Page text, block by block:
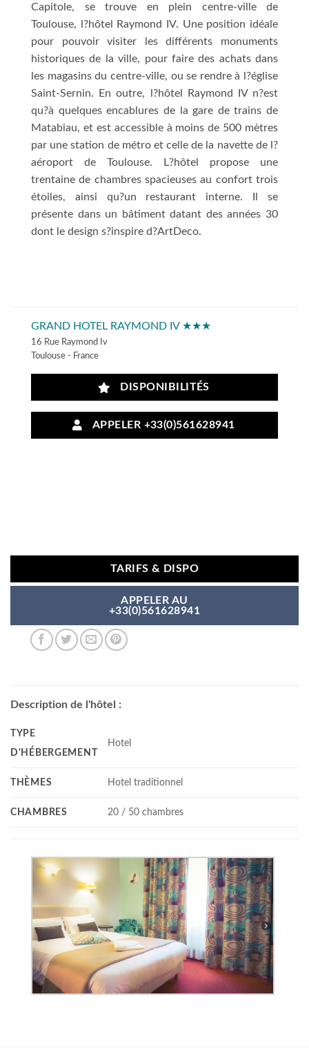
Capitole, se trouve en plein centre-ville de
Toulouse, l?hôtel Raymond IV. Une position idéale
pour pouvoir visiter les différents monuments
historiques de la ville, pour faire des achats dans
les magasins du centre-ville, ou se rendre à l?église
Saint-Sernin. En outre, l?hôtel Raymond IV n?est
qu?à quelques encablures de la gare de trains de
Matabiau, et est accessible à moins de 500 mètres
par une station de métro et celle de la navette de l?
aéroport de Toulouse. L?hôtel propose une
trentaine de chambres spacieuses au confort trois
étoiles, ainsi qu?un restaurant interne. Il se
présente dans un bâtiment datant des années 30
dont le design s?inspire d?ArtDeco.
GRAND HOTEL RAYMOND IV ★★★
16 Rue Raymond Iv
Toulouse - France
DISPONIBILITÉS
APPELER +33(0)561628941
TARIFS & DISPO
APPELER AU
+33(0)561628941
Description de l'hôtel :
TYPE
D'HÉBERGEMENT
Hotel
THÈMES Hotel traditionnel
CHAMBRES 20 / 50 chambres